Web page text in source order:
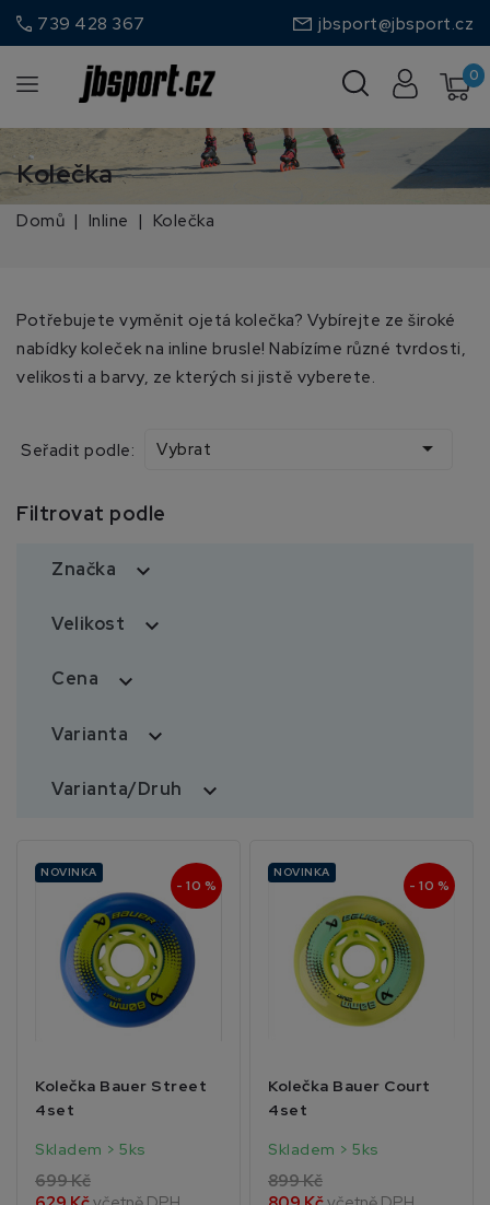
call 739 428 367 jbsport@jbsport.cz
0
Kolečka
Domů Inline Kolečka
Potřebujete vyměnit ojetá kolečka? Vybírejte ze široké
nabídky koleček na inline brusle! Nabízíme různé tvrdosti,
velikosti a barvy, ze kterých si jistě vyberete.
Seřadit podle: Vybrat 
Filtrovat podle
Značka 
Velikost 
Cena 
Varianta 
Varianta/Druh 
NOVINKA
- 10 %
Kolečka Bauer Street
4set
Skladem > 5ks
699 Kč
NOVINKA
- 10 %
Kolečka Bauer Court
4set
Skladem > 5ks
899 Kč